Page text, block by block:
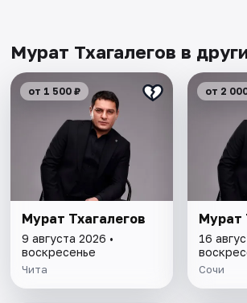
Мурат Тхагалегов в
от 1 500 ₽
Мурат Тхагалегов
9 августа 2026 •
воскресенье
Чита
от 2
Мурат
16
Сочи